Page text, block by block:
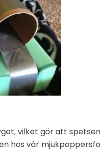
vilket gör att
hos vår